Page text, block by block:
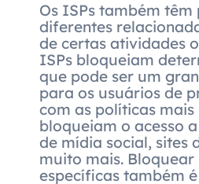
Os ISPs também têm
diferentes
de certas atividades
ISPs bloqueiam
que pode ser um
para os usuários de
com as políticas
bloqueiam o acesso
de mídia social, sites
muito mais.
específicas também